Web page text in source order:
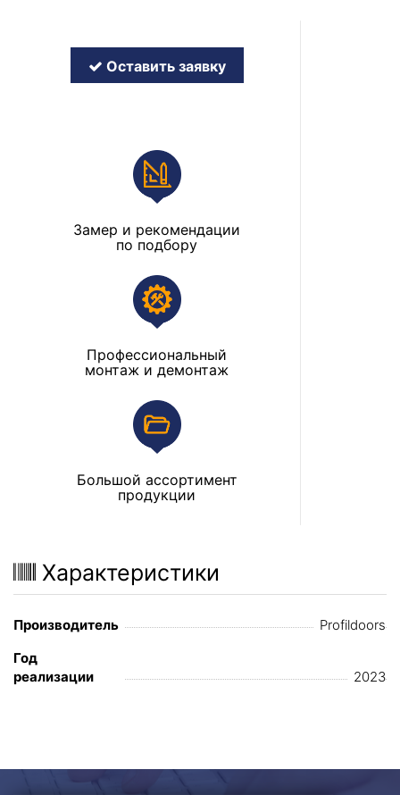
Оставить заявку
Замер и рекомендации
по подбору
Профессиональный
монтаж и демонтаж
Большой ассортимент
продукции
Характеристики
Производитель
Profildoors
Год
реализации
2023